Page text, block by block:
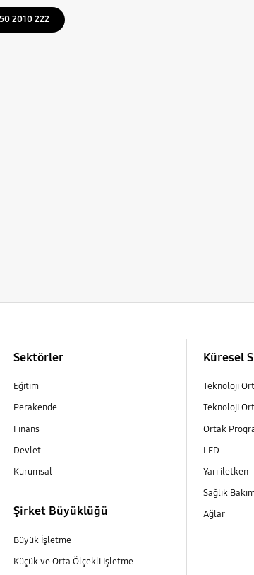
2010 222
Sektörler
Eğitim
Perakende
Finans
Devlet
Kurumsal
Şirket Büyüklüğü
Büyük İşletme
Küçük ve Orta Ölçekli İşletme
Küresel
Teknoloji
Teknoloji
Ortak
LED
Yarı iletken
Sağlık
Ağlar